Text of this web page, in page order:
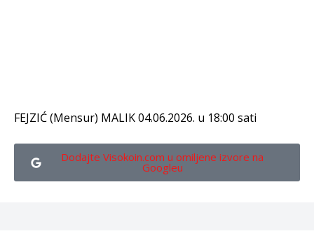
FEJZIĆ (Mensur) MALIK 04.06.2026. u 18:00 sati
Dodajte Visokoin.com u omiljene izvore na
Googleu